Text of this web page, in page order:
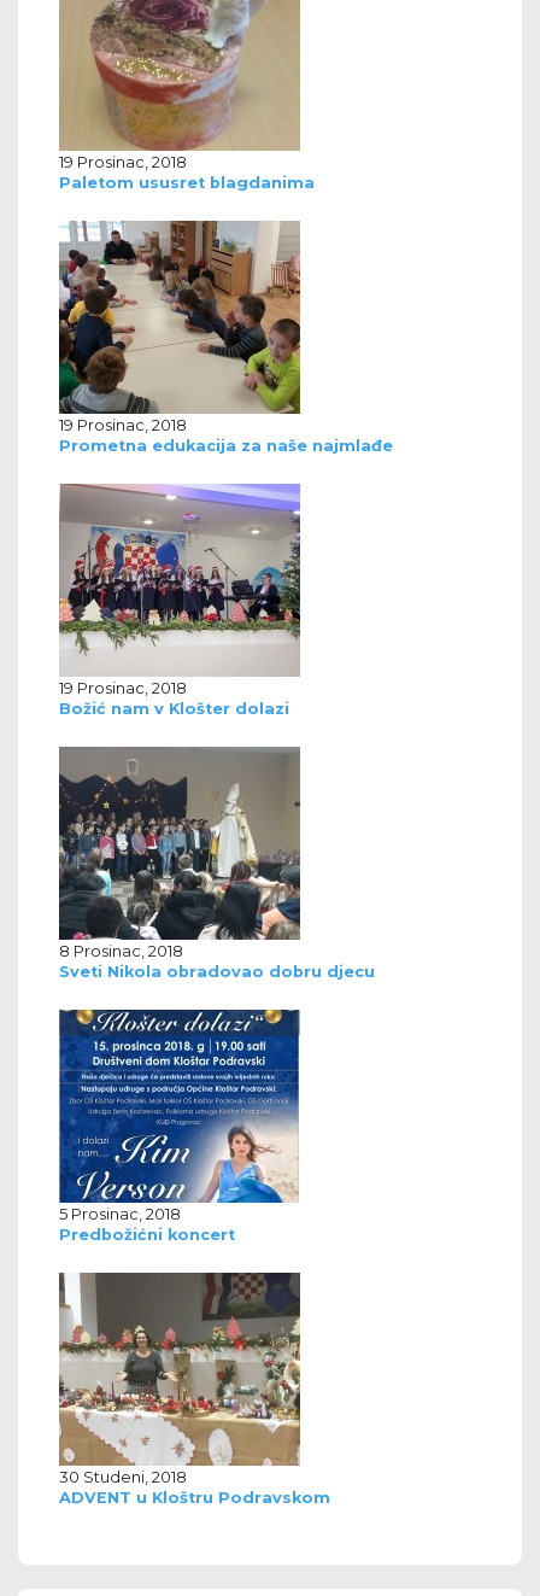
19 Prosinac, 2018
Paletom ususret blagdanima
19 Prosinac, 2018
Prometna edukacija za naše najmlađe
19 Prosinac, 2018
Božić nam v Klošter dolazi
8 Prosinac, 2018
Sveti Nikola obradovao dobru djecu
5 Prosinac, 2018
Predbožićni koncert
30 Studeni, 2018
ADVENT u Kloštru Podravskom